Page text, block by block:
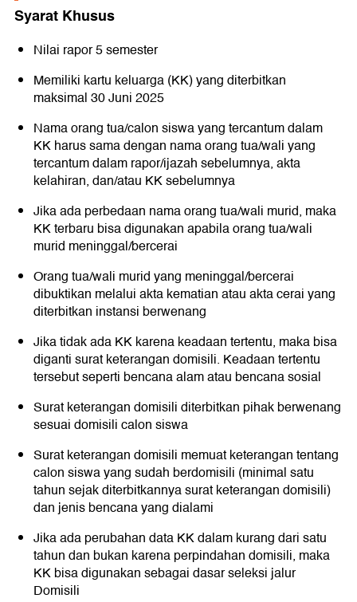
Syarat Khusus
Nilai rapor 5 semester
Memiliki kartu keluarga (KK) yang diterbitkan
maksimal 30 Juni 2025
Nama orang tua/calon siswa yang tercantum dalam
KK harus sama dengan nama orang tua/wali yang
tercantum dalam rapor/ijazah sebelumnya, akta
kelahiran, dan/atau KK sebelumnya
Jika ada perbedaan nama orang tua/wali murid, maka
KK terbaru bisa digunakan apabila orang tua/wali
murid meninggal/bercerai
Orang tua/wali murid yang meninggal/bercerai
dibuktikan melalui akta kematian atau akta cerai yang
diterbitkan instansi berwenang
Jika tidak ada KK karena keadaan tertentu, maka bisa
diganti surat keterangan domisili. Keadaan tertentu
tersebut seperti bencana alam atau bencana sosial
Surat keterangan domisili diterbitkan pihak berwenang
sesuai domisili calon siswa
Surat keterangan domisili memuat keterangan tentang
calon siswa yang sudah berdomisili (minimal satu
tahun sejak diterbitkannya surat keterangan domisili)
dan jenis bencana yang dialami
Jika ada perubahan data KK dalam kurang dari satu
tahun dan bukan karena perpindahan domisili, maka
KK bisa digunakan sebagai dasar seleksi jalur
Domisili